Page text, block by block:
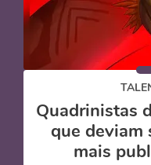
Quadrinistas
que deviam
mais